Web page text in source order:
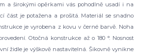
a širokými opěrkami vás pohodlně usadí i na
část je potažena a prošitá. Materiál se snadno
je vyrobena z kovu v černé barvě. Noha
Otočná konstrukce až o 180 °. Nosnost
židle je výškově nastavitelná. Šikovně vynikne